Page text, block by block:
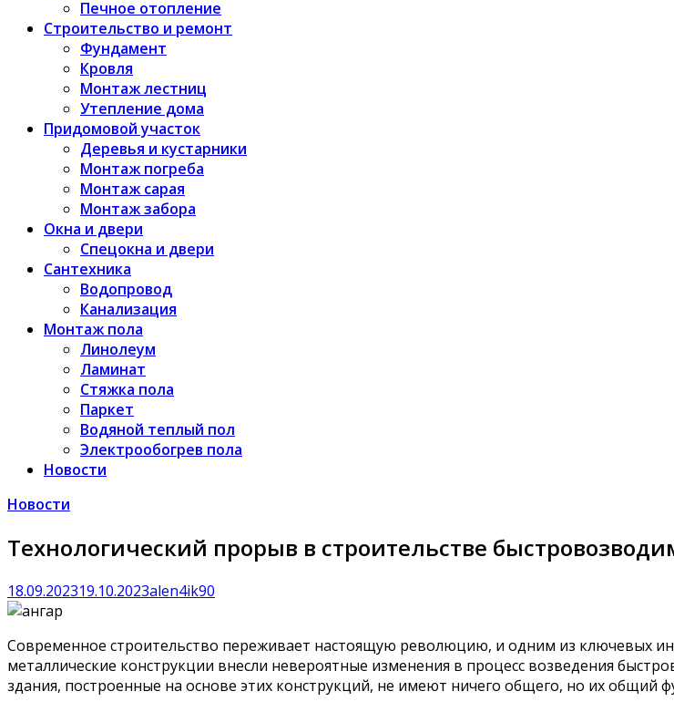
Печное отопление
Строительство и ремонт
Фундамент
Кровля
Монтаж лестниц
Утепление дома
Придомовой участок
Деревья и кустарники
Монтаж погреба
Монтаж сарая
Монтаж забора
Окна и двери
Спецокна и двери
Сантехника
Водопровод
Канализация
Монтаж пола
Линолеум
Ламинат
Стяжка пола
Паркет
Водяной теплый пол
Электрообогрев пола
Новости
Новости
Технологический прорыв в строительстве
18.09.202319.10.2023alen4ik90
Современное строительство переживает настоящую революцию, и одним из ключевых
металлические конструкции внесли невероятные изменения в процесс возведения
здания, построенные на основе этих конструкций, не имеют ничего общего, но их общий